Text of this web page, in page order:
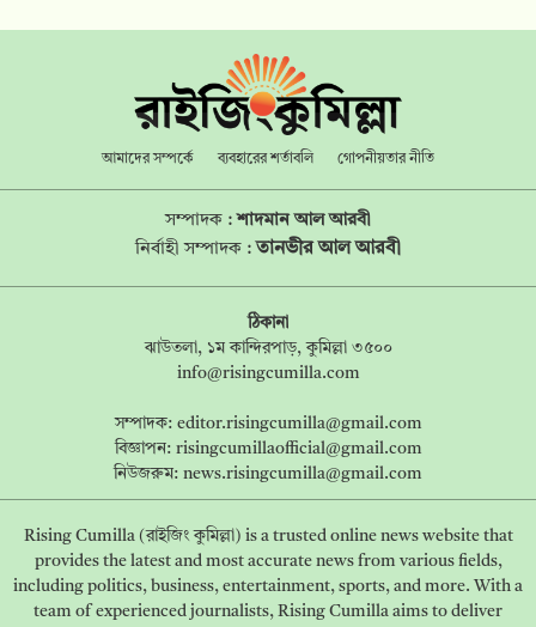
আমাদের সম্পর্কে ব্যবহারের শর্তাবলি গোপনীয়তার নীতি
সম্পাদক :শাদমান আল আরবী
নির্বাহী সম্পাদক :তানভীর আল আরবী
ঠিকানা
ঝাউতলা, ১ম কান্দিরপাড়, কুমিল্লা ৩৫০০
info@risingcumilla.com
সম্পাদক: editor.risingcumilla@gmail.com
বিজ্ঞাপন: risingcumillaofficial@gmail.com
নিউজরুম: news.risingcumilla@gmail.com
Rising Cumilla (রাইজিং কুমিল্লা) is a trusted online news website that
provides the latest and most accurate news from various fields,
including politics, business, entertainment, sports, and more. With a
team of experienced journalists, Rising Cumilla aims to deliver